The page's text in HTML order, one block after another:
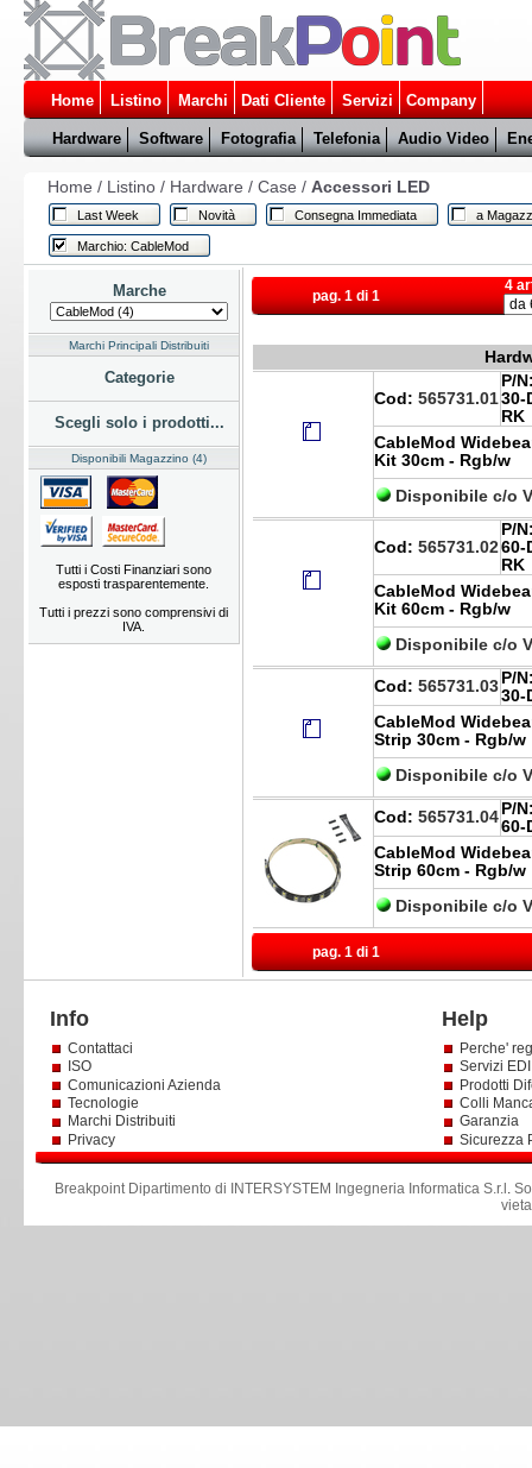
Home Listino Marchi Dati Cliente Servizi Company
Hardware Software Fotografia Telefonia Audio Video
Home / Listino/ Hardware / Case / Accessori LED
Last Week Novità Consegna Immediata a
Marchio: CableMod
Marche
Marchi Principali Distribuiti
Categorie
Scegli solo i prodotti...
Disponibili Magazzino (4)
Tutti i Costi Finanziari sono
esposti trasparentemente.
Tutti i prezzi sono comprensivi di
IVA.
pag. 1 di 1
4
Cod: 565731.01
P/
30-
RK
CableMod
Kit 30cm - Rgb/w
Disponibile c/o
Cod: 565731.02
P/
60-
RK
CableMod
Kit 60cm - Rgb/w
Disponibile c/o
Cod: 565731.03 P/
30-
CableMod
Strip 30cm - Rgb/w
Disponibile c/o
Cod: 565731.04 P/
60-
CableMod
Strip 60cm - Rgb/w
Disponibile c/o
pag. 1 di 1
Info Help
Contattaci
ISO
Comunicazioni Azienda
Tecnologie
Marchi Distribuiti
Privacy
Perche'
Servizi
Prodotti
Colli
Garanzia
Sicurezza
Breakpoint Dipartimento di INTERSYSTEM Ingegneria Informatica S.r.l .